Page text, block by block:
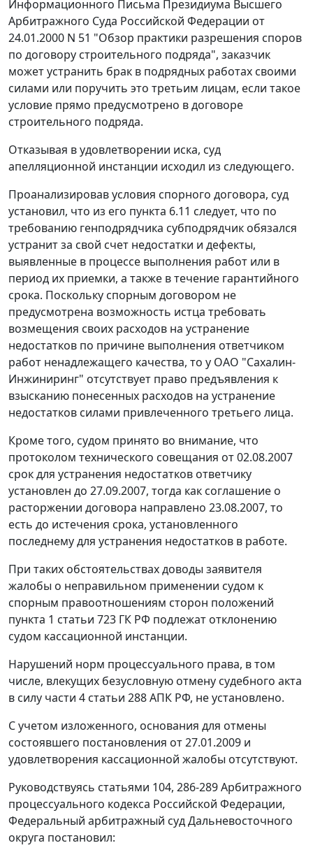
Информационного Письма Президиума Высшего
Арбитражного Суда Российской Федерации от
24.01.2000 N 51 "Обзор практики разрешения споров
по договору строительного подряда", заказчик
может устранить брак в подрядных работах своими
силами или поручить это третьим лицам, если такое
условие прямо предусмотрено в договоре
строительного подряда.
Отказывая в удовлетворении иска, суд
апелляционной инстанции исходил из следующего.
Проанализировав условия спорного договора, суд
установил, что из его пункта 6.11 следует, что по
требованию генподрядчика субподрядчик обязался
устранит за свой счет недостатки и дефекты,
выявленные в процессе выполнения работ или в
период их приемки, а также в течение гарантийного
срока. Поскольку спорным договором не
предусмотрена возможность истца требовать
возмещения своих расходов на устранение
недостатков по причине выполнения ответчиком
работ ненадлежащего качества, то у ОАО "Сахалин-
Инжиниринг" отсутствует право предъявления к
взысканию понесенных расходов на устранение
недостатков силами привлеченного третьего лица.
Кроме того, судом принято во внимание, что
протоколом технического совещания от 02.08.2007
срок для устранения недостатков ответчику
установлен до 27.09.2007, тогда как соглашение о
расторжении договора направлено 23.08.2007, то
есть до истечения срока, установленного
последнему для устранения недостатков в работе.
При таких обстоятельствах доводы заявителя
жалобы о неправильном применении судом к
спорным правоотношениям сторон положений
пункта 1 статьи 723 ГК РФ подлежат отклонению
судом кассационной инстанции.
Нарушений норм процессуального права, в том
числе, влекущих безусловную отмену судебного акта
в силу части 4 статьи 288АПК РФ, не установлено.
С учетом изложенного, основания для отмены
состоявшего постановления от 27.01.2009 и
удовлетворения кассационной жалобы отсутствуют.
Руководствуясь статьями 104, 286-289Арбитражного
процессуального кодекса Российской Федерации,
Федеральный арбитражный суд Дальневосточного
округа постановил: